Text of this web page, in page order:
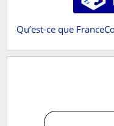
Qu’est-ce que